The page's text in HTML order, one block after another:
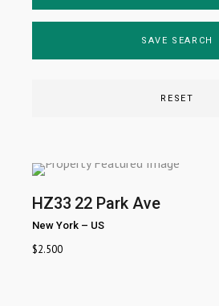
SAVE SEARCH
RESET
HZ33 22 Park Ave
New York – US
$2.500